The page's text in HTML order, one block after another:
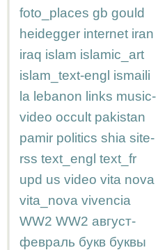
foto_places gb gould
heidegger internet iran
iraq islam islamic_art
islam_text-engl ismaili
la lebanon links music-
video occult pakistan
pamir politics shia site-
rss text_engl text_fr
upd us video vita nova
vita_nova vivencia
WW2 WW2 август-
февраль букв буквы